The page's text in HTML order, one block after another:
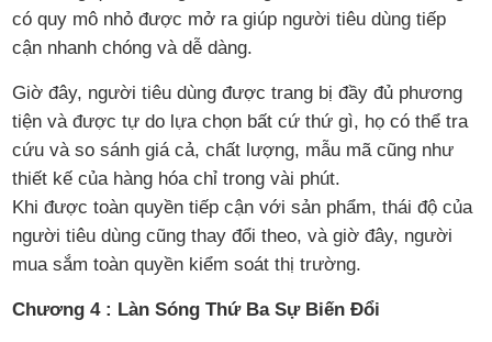
có quy mô nhỏ được mở ra giúp người tiêu dùng tiếp
cận nhanh chóng và dễ dàng.
Giờ đây, người tiêu dùng được trang bị đầy đủ phương
tiện và được tự do lựa chọn bất cứ thứ gì, họ có thể tra
cứu và so sánh giá cả, chất lượng, mẫu mã cũng như
thiết kế của hàng hóa chỉ trong vài phút.
Khi được toàn quyền tiếp cận với sản phẩm, thái độ của
người tiêu dùng cũng thay đổi theo, và giờ đây, người
mua sắm toàn quyền kiểm soát thị trường.
Chương 4 : Làn Sóng Thứ Ba Sự Biến Đổi